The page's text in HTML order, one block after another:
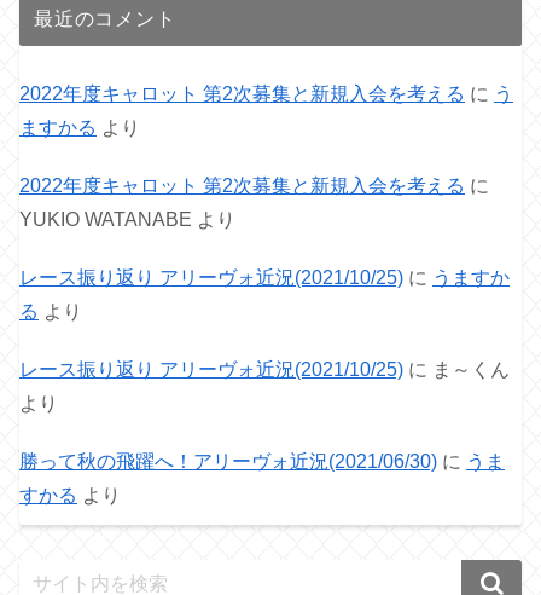
最近のコメント
2022年度キャロット 第2次募集と新規入会を考える に う
ますかる より
2022年度キャロット 第2次募集と新規入会を考える に
YUKIO WATANABE より
レース振り返り アリーヴォ近況(2021/10/25) に うますか
る より
レース振り返り アリーヴォ近況(2021/10/25) に ま～くん
より
勝って秋の飛躍へ！アリーヴォ近況(2021/06/30) に うま
すかる より